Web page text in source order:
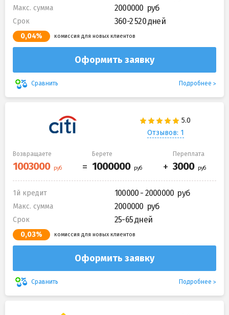
Макс. сумма 2000000
Срок 360-2 520 дней
0,04% комиссия для новых клиентов
Оформить заявку
Сравнить Подробнее
Отзывов: 1
Возвращаете Берете Переплата
1й кредит 100000 - 2000000
Макс. сумма 2000000
Срок 25-65 дней
0,03% комиссия для новых клиентов
Оформить заявку
Сравнить Подробнее